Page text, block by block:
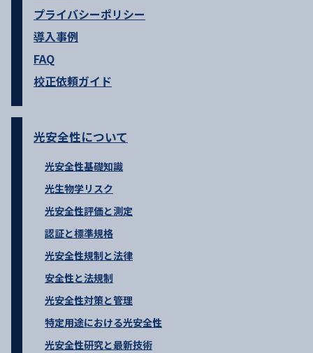
プライバシーポリシー
導入事例
FAQ
校正依頼ガイド
光安全性について
光安全性基礎知識
光生物学リスク
光安全性評価と測定
認証と標準規格
光安全性規制と法律
安全性と法規制
光安全性対策と管理
特定用途における光安全性
光安全性研究と最新技術